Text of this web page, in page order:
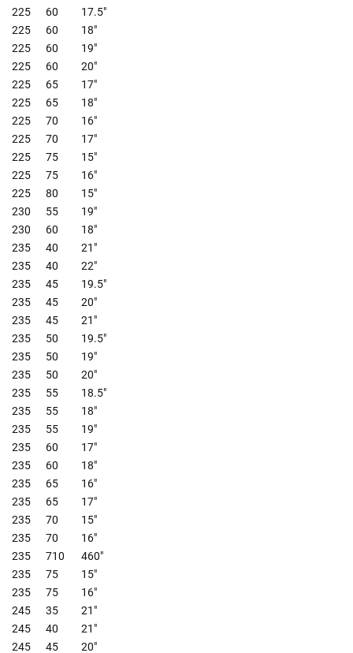
225
60
17.5"
225
60
18"
225
60
19"
225
60
20"
225
65
17"
225
65
18"
225
70
16"
225
70
17"
225
75
15"
225
75
16"
225
80
15"
230
55
19"
230
60
18"
235
40
21"
235
40
22"
235
45
19.5"
235
45
20"
235
45
21"
235
50
19.5"
235
50
19"
235
50
20"
235
55
18.5"
235
55
18"
235
55
19"
235
60
17"
235
60
18"
235
65
16"
235
65
17"
235
70
15"
235
70
16"
235
710
460"
235
75
15"
235
75
16"
245
35
21"
245
40
21"
245
45 20"